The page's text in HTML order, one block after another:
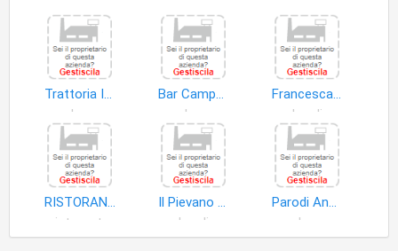
Trattoria Iolanda di Zappia Rosina
bar
Bar Campo di Vigo Graziella e Brillado Cesarina S.n.c
bar
Francesca Da Rimini S.a.s. di Burrini Francesca & C
locali
RISTORANTE LOCANDA DU PROU DADDI ALESSANDRO
ristorante
Il Pievano di Lombardi Claudia & C. S.n.c
locali
Parodi Angelo
bar